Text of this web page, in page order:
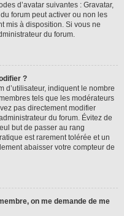
d’avatar suivantes : Gravatar,
forum peut activer ou non les
mis à disposition. Si vous ne
du forum.
?
d’utilisateur, indiquent le nombre
tels que les modérateurs
pas directement modifier
du forum. Évitez de
but de passer au rang
est rarement tolérée et un
abaisser votre compteur de
on me demande de me